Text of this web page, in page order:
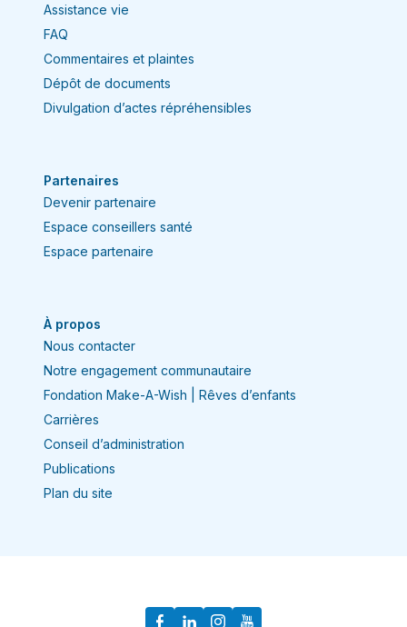
Assistance vie
FAQ
Commentaires et plaintes
Dépôt de documents
Divulgation d’actes répréhensibles
Partenaires
Devenir partenaire
Espace conseillers santé
Espace partenaire
À propos
Nous contacter
Notre engagement communautaire
Fondation Make-A-Wish | Rêves d’enfants
Carrières
Conseil d’administration
Publications
Plan du site